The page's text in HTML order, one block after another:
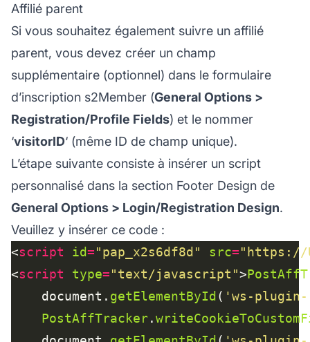
Affilié parent
Si vous souhaitez également suivre un affilié
parent, vous devez créer un champ
supplémentaire (optionnel) dans le formulaire
d’inscription s2Member (General Options >
Registration/Profile Fields) et le nommer
‘visitorID‘ (même ID de champ unique).
L’étape suivante consiste à insérer un script
personnalisé dans la section Footer Design de
General Options > Login/Registration Design.
Veuillez y insérer ce code :
<script id="pap_x2s6df8d" src="https://
<script type="text/javascript">
	document.
getElementById( 'ws-
PostAffTracker.